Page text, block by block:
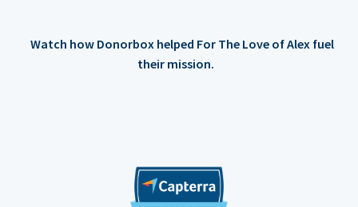
Watch how Donorbox helped For The Love of Alex fuel
their mission.